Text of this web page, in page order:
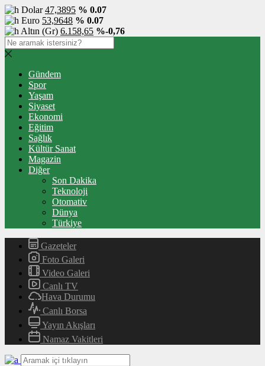
Dolar47,3895 % 0.07
Euro 53,9648 % 0.07
Altın (Gr) 6.158,65 %-0,76
Gündem
Spor
Yaşam
Siyaset
Ekonomi
Eğitim
Sağlık
Kültür Sanat
Magazin
Diğer
Son Dakika
Teknoloji
Otomativ
Dünya
Türkiye
Gazeteler
Foto Galeri
Video Galeri
Canlı TV
Hava Durumu
Canlı Borsa
Yayın Akışları
Namaz Vakitleri